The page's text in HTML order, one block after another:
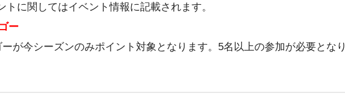
トに関してはイベント情報に記載されます。
ー
が今シーズンのみポイント対象となります。5名以上の参加が必要となり